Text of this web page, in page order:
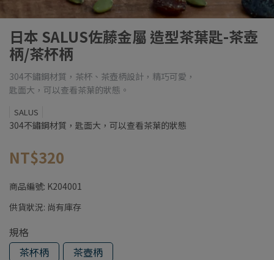
日本 SALUS佐藤金屬 造型茶葉匙-茶壺
柄/茶杯柄
304不鏽鋼材質，茶杯、茶壺柄設計，精巧可愛，
匙面大，可以查看茶葉的狀態。
SALUS
304不鏽鋼材質，匙面大，可以查看茶葉的狀態
NT$320
商品編號: K204001
供貨狀況: 尚有庫存
規格
茶杯柄
茶壺柄